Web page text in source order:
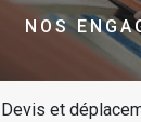
NOS
Devis et